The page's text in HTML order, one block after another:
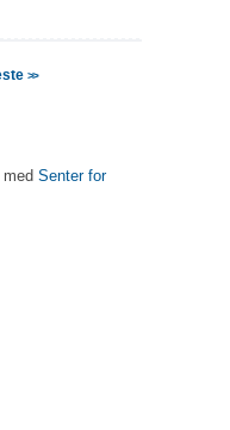
>>
Senter for